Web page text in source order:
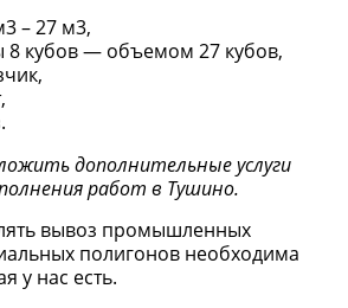
– 27 м3,
8 кубов — объемом 27 кубов,
дополнительные услуги
работ в Тушино.
вывоз промышленных
полигонов необходима
у нас есть.